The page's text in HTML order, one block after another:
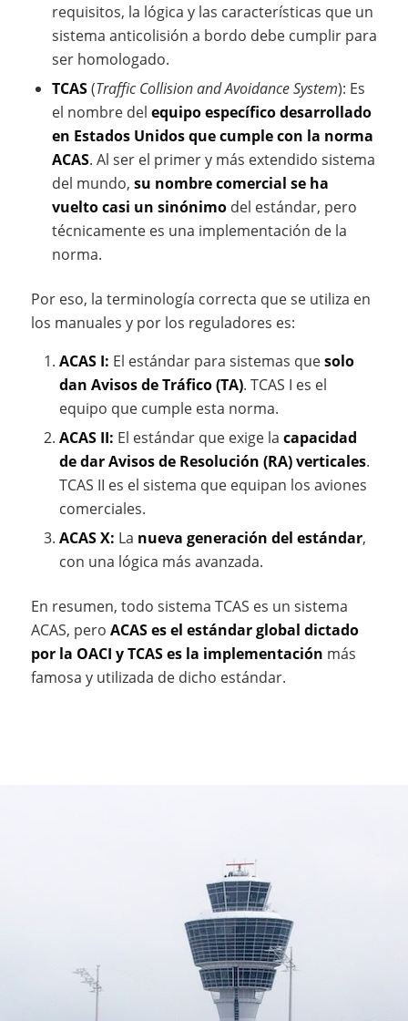
requisitos, la lógica y las características que un
sistema anticolisión a bordo debe cumplir para
ser homologado.
TCAS(Traffic Collision and Avoidance System): Es
el nombre del equipo específico desarrollado
en Estados Unidos que cumple con la norma
ACAS. Al ser el primer y más extendido sistema
del mundo, su nombre comercial se ha
vuelto casi un sinónimodel estándar, pero
técnicamente es una implementación de la
norma.
Por eso, la terminología correcta que se utiliza en
los manuales y por los reguladores es:
ACAS I: El estándar para sistemas quesolo
dan Avisos de Tráfico (TA). TCAS I es el
equipo que cumple esta norma.
ACAS II: El estándar que exige la capacidad
de dar Avisos de Resolución (RA) verticales.
TCAS II es el sistema que equipan los aviones
comerciales.
ACAS X: La nueva generación del estándar,
con una lógica más avanzada.
En resumen, todo sistema TCAS es un sistema
ACAS, pero ACAS es el estándar global dictado
por la OACI y TCAS es la implementación más
famosa y utilizada de dicho estándar.